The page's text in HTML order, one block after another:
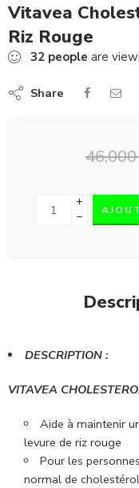
Vitavea
Riz Rouge
32 people are
Share
+
−
DESCRIPTION :
VITAVEA
Aide à maintenir
levure de riz rouge
Pour les
normal de